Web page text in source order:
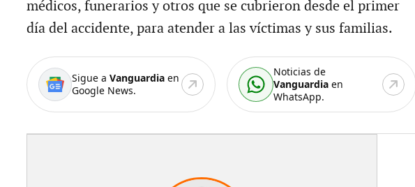
médicos, funerarios y otros que se cubrieron desde el primer
día del accidente, para atender a las víctimas y sus familias.
Sigue a Vanguardiaen
Google News.
Noticias de
Vanguardia en
WhatsApp.